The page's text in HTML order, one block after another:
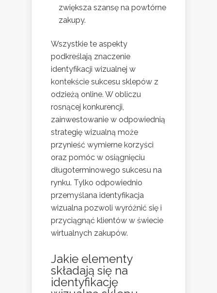
zwiększa szansę na powtórne
zakupy.
Wszystkie te aspekty
podkreślają znaczenie
identyfikacji wizualnej w
kontekście sukcesu sklepów z
odzieżą online. W obliczu
rosnącej konkurencji,
zainwestowanie w odpowiednią
strategię wizualną może
przynieść wymierne korzyści
oraz pomóc w osiągnięciu
długoterminowego sukcesu na
rynku. Tylko odpowiednio
przemyślana identyfikacja
wizualna pozwoli wyróżnić się i
przyciągnąć klientów w świecie
wirtualnych zakupów.
Jakie elementy
składają się na
identyfikację